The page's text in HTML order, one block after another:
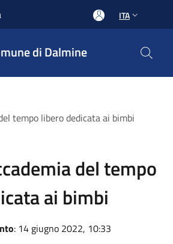
ITA
di Dalmine
tempo libero dedicata ai bimbi
del tempo
ai bimbi
: 14 giugno 2022, 10:33